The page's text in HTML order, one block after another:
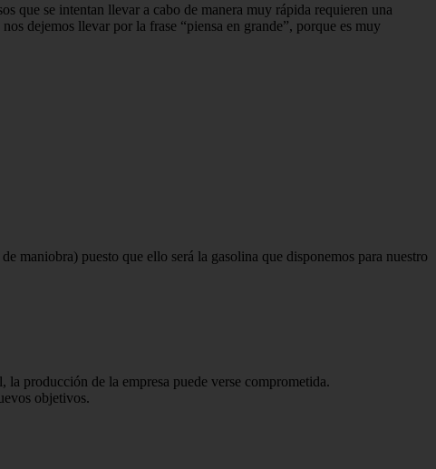
que se inten­tan llevar a cabo de manera muy rápida requieren una
dejemos llevar por la frase “piensa en grande”, porque es muy
maniobra) puesto que ello será la gasolina que dis­ponemos para nuestro
producción de la empresa puede verse comprometida.
objetivos.